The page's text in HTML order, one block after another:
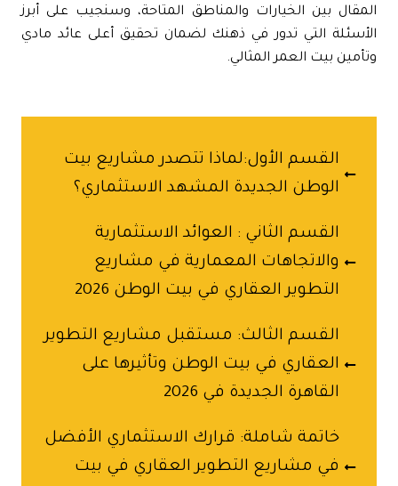
بين الخيارات والمناطق المتاحة، وسنجيب على أبرز
التي تدور في ذهنك لضمان تحقيق أعلى عائد مادي
بيت العمر المثالي.
القسم الأول:لماذا تتصدر مشاريع بيت
الوطن الجديدة المشهد الاستثماري؟
القسم الثاني : العوائد الاستثمارية
والاتجاهات المعمارية في مشاريع
التطوير العقاري في بيت الوطن 2026
القسم الثالث: مستقبل مشاريع التطوير
العقاري في بيت الوطن وتأثيرها على
القاهرة الجديدة في 2026
خاتمة شاملة: قرارك الاستثماري الأفضل
في مشاريع التطوير العقاري في بيت